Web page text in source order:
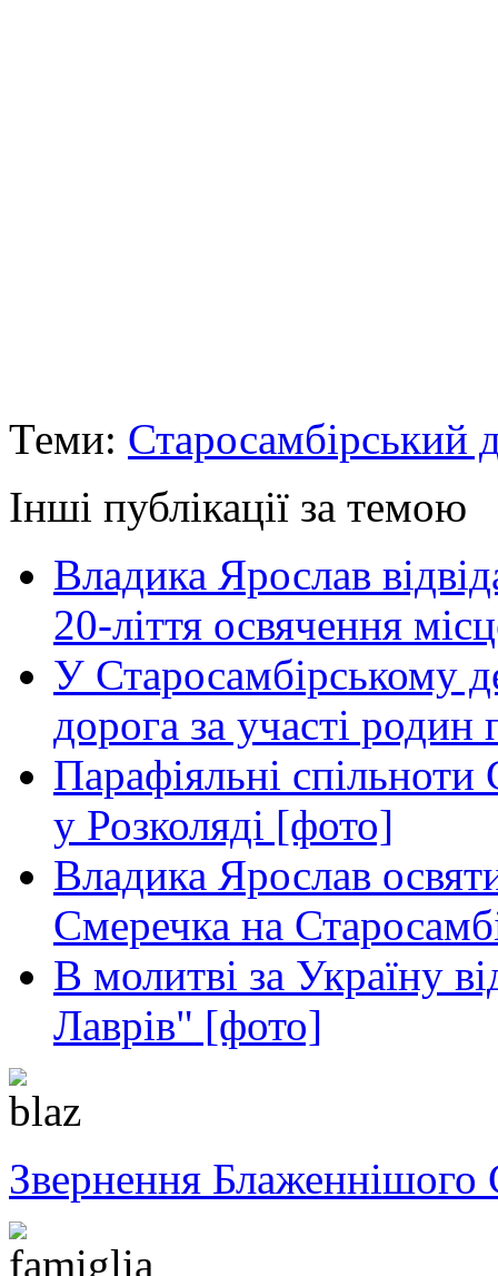
Теми: Старосамбірський
Інші публікації за темою
Владика Ярослав
20-ліття освячення
У Старосамбірському
дорога за участі
Парафіяльні
у Розколяді [фото]
Владика Ярослав
Смеречка на
В молитві за Україну
Лаврів" [фото]
Звернення Блаженнішого